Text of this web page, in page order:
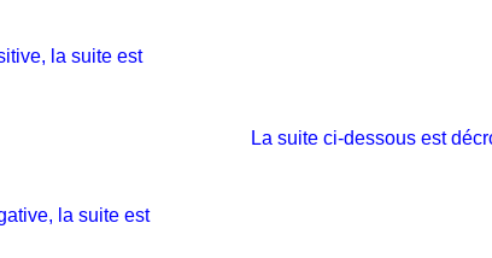
la suite est
la suite est
La suite ci-dessous est